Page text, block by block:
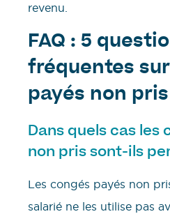
revenu.
FAQ : 5
fréquentes
payés non pris
Dans quels cas les
non pris sont-ils
Les congés payés non
salarié ne les utilise pas